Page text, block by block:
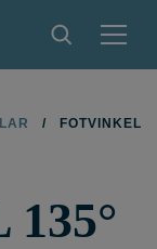
/
FOTVINKEL